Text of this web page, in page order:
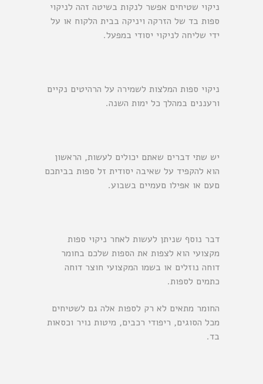
ניקוי שטיחים אפשר לנקות בשיטה זהה לניקוי
ספות בד של הזרקה ויניקה בבית הלקוח או על
ידי שליחה לניקוי יסודי במפעל.
ניקוי ספות המלצות לשמירה על הרהיטים נקיים
ורעננים במהלך כל ימות השנה.
יש שתי דברים שאתם יכולים לעשות, הראשון
הוא להקפיד על שאיבה יסודית זל ספות בביתכם
םעם או אפילו םעמיים בשבוע.
דבר נוסף שניתן לעשות לאחר ניקוי ספות
מקצועי הוא לצפות את הספות שלכם בחומר
דוחה נוזלים או בשמו המקצועי חוצר דוחה
כתמים לספות.
החומר מתאים לא רק לספות אלה גם לשטיחים
מכל הסוגים, ריפודי רכבים, מיטות נויר וכסאות
בד.